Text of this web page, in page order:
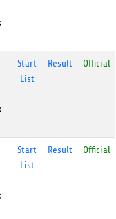
Start
List
Result Official
Start
List
Result Official